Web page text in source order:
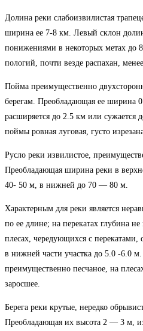
Долина реки слабоизвилистая
ширина ее 7-8 км. Левый склон
понижениями в некоторых метах до
пологий, почти везде распахан,
Пойма преимущественно
берегам. Преобладающая ее ширина
расширяется до 2.5 км или
поймы ровная луговая, густо
Русло реки извилистое,
Преобладающая ширина реки в
40- 50 м, в нижней до 70 — 80 м.
Характерным для реки является
по ее длине; на перекатах глубина
плесах, чередующихся с
в нижней части участка до 5.0 -6.0
преимущественно песчаное, на
заросшее.
Берега реки крутые, нередко
Преобладающая их высота 2 — 3 м,